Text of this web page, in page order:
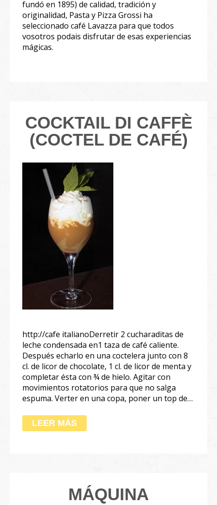
fundó en 1895) de calidad, tradición y
originalidad, Pasta y Pizza Grossi ha
seleccionado café Lavazza para que todos
vosotros podais disfrutar de esas experiencias
mágicas.
COCKTAIL DI CAFFÈ
(COCTEL DE CAFÉ)
http://cafe italianoDerretir 2 cucharaditas de
leche condensada en1 taza de café caliente.
Después echarlo en una coctelera junto con 8
cl. de licor de chocolate, 1 cl. de licor de menta y
completar ésta con ¾ de hielo. Agitar con
movimientos rotatorios para que no salga
espuma. Verter en una copa, poner un top de…
LEER MÁS
MÁQUINA